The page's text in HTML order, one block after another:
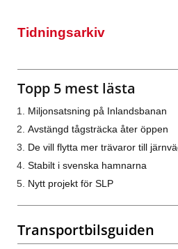
Tidningsarkiv
Topp 5 mest lästa
Miljonsatsning på Inlandsbanan
Avstängd tågsträcka åter öppen
De vill flytta mer trävaror till
Stabilt i svenska hamnarna
Nytt projekt för SLP
Transportbilsguiden